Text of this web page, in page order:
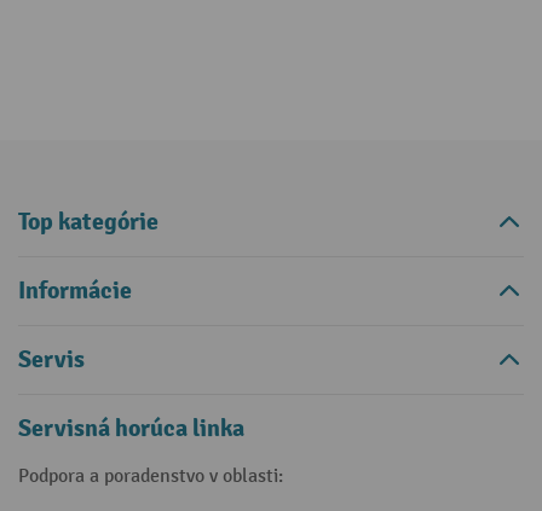
Top kategórie
Informácie
Servis
Servisná horúca linka
Podpora a poradenstvo v oblasti: